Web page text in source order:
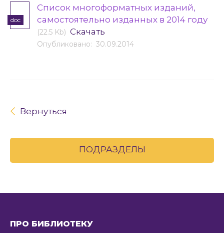
doc
Cписок многоформатных изданий,
самостоятельно изданных в 2014 году
(22.5 Kb) Скачать
Опубликовано: 30.09.2014
Вернуться
ПОДРАЗДЕЛЫ
ПРО БИБЛИОТЕКУ